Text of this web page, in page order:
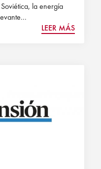
la energía
LEER MÁS